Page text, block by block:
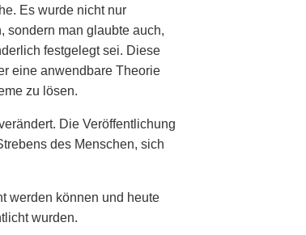
Es wurde nicht nur
sondern man glaubte auch,
festgelegt sei. Diese
eine anwendbare Theorie
zu lösen.
Die Veröffentlichung
des Menschen, sich
werden können und heute
wurden.